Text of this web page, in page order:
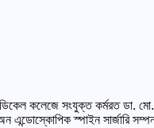
কলেজে সংযুক্ত কর্মরত ডা.
এন্ডোস্কোপিক স্পাইন সার্জারি